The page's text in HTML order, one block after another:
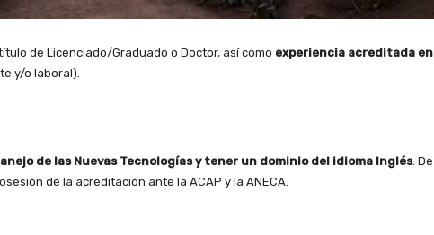
de Licenciado/Graduado o Doctor, así como experiencia acreditada en
y/o laboral).
de las Nuevas Tecnologías y tener un dominio del idioma Inglés. De
de la acreditación ante la ACAP y la ANECA.